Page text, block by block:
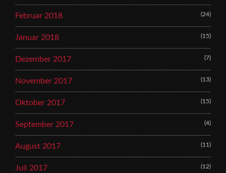
Februar 2018 (24)
Januar 2018 (15)
Dezember 2017 (7)
November 2017 (13)
Oktober 2017 (15)
September 2017 (4)
August 2017 (11)
Juli 2017 (12)